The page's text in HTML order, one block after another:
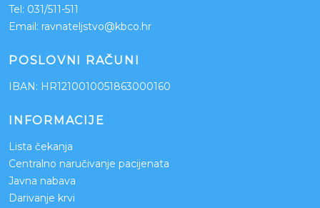
Tel: 031/511-511
Email: ravnateljstvo@kbco.hr
POSLOVNI RAČUNI
IBAN: HR1210010051863000160
INFORMACIJE
Lista čekanja
Centralno naručivanje pacijenata
Javna nabava
Darivanje krvi